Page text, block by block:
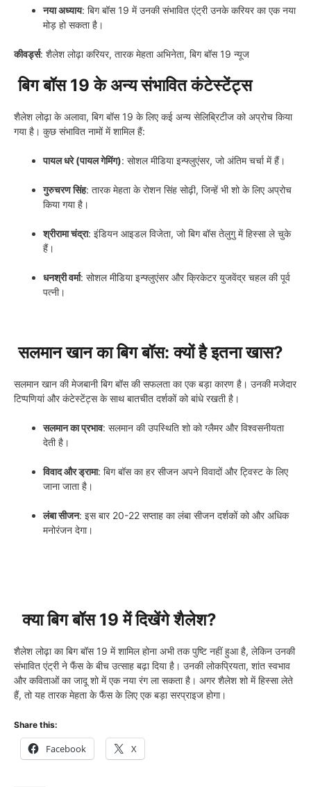
नया अध्याय: बिग बॉस 19 में उनकी संभावित एंट्री उनके करियर का एक नया
मोड़ हो सकता है।
कीवर्ड्स: शैलेश लोढ़ा करियर, तारक मेहता अभिनेता, बिग बॉस 19 न्यूज
बिग बॉस 19 के अन्य संभावित कंटेस्टेंट्स
शैलेश लोढ़ा के अलावा, बिग बॉस 19 के लिए कई अन्य सेलिब्रिटीज को अप्रोच किया
गया है। कुछ संभावित नामों में शामिल हैं:
पायल धरे (पायल गेमिंग): सोशल मीडिया इन्फ्लुएंसर, जो अंतिम चर्चा में हैं।
गुरुचरण सिंह: तारक मेहता के रोशन सिंह सोढ़ी, जिन्हें भी शो के लिए अप्रोच
किया गया है।
श्रीरामा चंद्रा: इंडियन आइडल विजेता, जो बिग बॉस तेलुगु में हिस्सा ले चुके
हैं।
धनश्री वर्मा: सोशल मीडिया इन्फ्लुएंसर और क्रिकेटर युजवेंद्र चहल की पूर्व
पत्नी।
सलमान खान का बिग बॉस: क्यों है इतना खास?
सलमान खान की मेजबानी बिग बॉस की सफलता का एक बड़ा कारण है। उनकी मजेदार
टिप्पणियां और कंटेस्टेंट्स के साथ बातचीत दर्शकों को बांधे रखती है।
सलमान का प्रभाव: सलमान की उपस्थिति शो को ग्लैमर और विश्वसनीयता
देती है।
विवाद और ड्रामा: बिग बॉस का हर सीजन अपने विवादों और ट्विस्ट के लिए
जाना जाता है।
लंबा सीजन: इस बार 20-22 सप्ताह का लंबा सीजन दर्शकों को और अधिक
मनोरंजन देगा।
क्या बिग बॉस 19 में दिखेंगे शैलेश?
शैलेश लोढ़ा का बिग बॉस 19 में शामिल होना अभी तक पुष्टि नहीं हुआ है, लेकिन उनकी
संभावित एंट्री ने फैंस के बीच उत्साह बढ़ा दिया है। उनकी लोकप्रियता, शांत स्वभाव
और कविताओं का जादू शो में एक नया रंग ला सकता है। अगर शैलेश शो में हिस्सा लेते
हैं, तो यह तारक मेहता के फैंस के लिए एक बड़ा सरप्राइज होगा।
Share this:
Facebook X